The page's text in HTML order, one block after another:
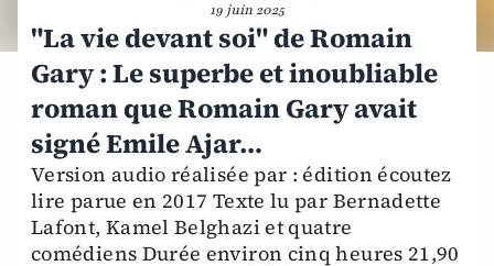
19 juin 2025
"La vie devant soi" de Romain
Gary : Le superbe et inoubliable
roman que Romain Gary avait
signé Emile Ajar…
Version audio réalisée par : édition écoutez
lire parue en 2017 Texte lu par Bernadette
Lafont, Kamel Belghazi et quatre
comédiens Durée environ cinq heures 21,90